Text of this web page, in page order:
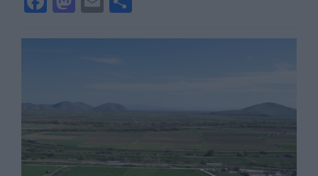
c
o
o
k
st
o
n
ai ρ
τε
ίτ
ε